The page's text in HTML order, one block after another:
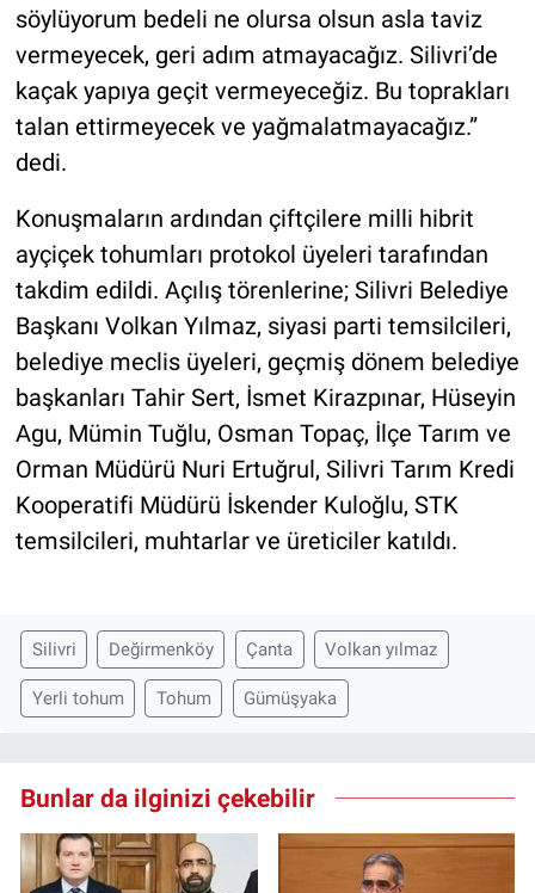
söylüyorum bedeli ne olursa olsun asla taviz
vermeyecek, geri adım atmayacağız. Silivri’de
kaçak yapıya geçit vermeyeceğiz. Bu toprakları
talan ettirmeyecek ve yağmalatmayacağız.”
dedi.
Konuşmaların ardından çiftçilere milli hibrit
ayçiçek tohumları protokol üyeleri tarafından
takdim edildi. Açılış törenlerine; Silivri Belediye
Başkanı Volkan Yılmaz, siyasi parti temsilcileri,
belediye meclis üyeleri, geçmiş dönem belediye
başkanları Tahir Sert, İsmet Kirazpınar, Hüseyin
Agu, Mümin Tuğlu, Osman Topaç, İlçe Tarım ve
Orman Müdürü Nuri Ertuğrul, Silivri Tarım Kredi
Kooperatifi Müdürü İskender Kuloğlu, STK
temsilcileri, muhtarlar ve üreticiler katıldı.
Silivri Değirmenköy Çanta Volkan yılmaz
Yerli tohum Tohum Gümüşyaka
Bunlar da ilginizi çekebilir